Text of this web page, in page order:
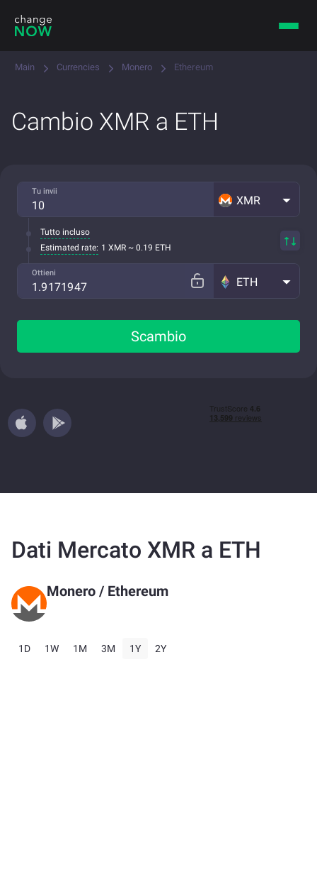
Main Currencies Monero Ethereum
Cambio XMR a ETH
Tu invii
XMR
Tutto incluso
Estimated rate: 1 XMR ~ 0.19 ETH
Ottieni
ETH
Scambio
Dati Mercato XMR a ETH
Monero / Ethereum
1D 1W 1M 3M 1Y 2Y